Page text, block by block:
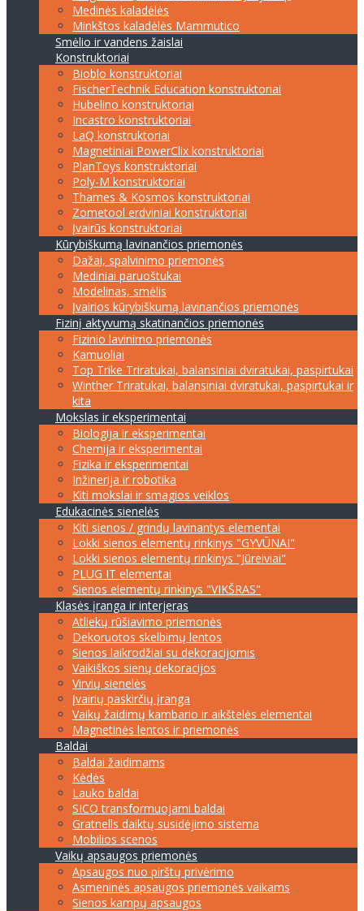
Medinės kaladėlės
Minkštos kaladėlės Mammutico
Smėlio ir vandens žaislai
Konstruktoriai
Bioblo konstruktoriai
FischerTechnik Education konstruktoriai
Hubelino konstruktoriai
Incastro konstruktoriai
LaQ konstruktoriai
Magnetiniai PowerClix konstruktoriai
PlanToys konstruktoriai
Poly-M konstruktoriai
Thames & Kosmos konstruktoriai
Zometool erdviniai konstruktoriai
Įvairūs konstruktoriai
Kūrybiškumą lavinančios priemonės
Dažai, spalvinimo priemonės
Mediniai paruoštukai
Modelinas, smėlis
Įvairios kūrybiškumą lavinančios priemonės
Fizinį aktyvumą skatinančios priemonės
Fizinio lavinimo priemonės
Kamuoliai
Top Trike Triratukai, balansiniai dviratukai, paspirtukai
Winther Triratukai, balansiniai dviratukai, paspirtukai ir
kita
Mokslas ir eksperimentai
Biologija ir eksperimentai
Chemija ir eksperimentai
Fizika ir eksperimentai
Inžinerija ir robotika
Kiti mokslai ir smagios veiklos
Edukacinės sienelės
Kiti sienos / grindų lavinantys elementai
Lokki sienos elementų rinkinys "GYVŪNAI"
Lokki sienos elementų rinkinys "Jūreiviai"
PLUG IT elementai
Sienos elementų rinkinys "VIKŠRAS"
Klasės įranga ir interjeras
Atliekų rūšiavimo priemonės
Dekoruotos skelbimų lentos
Sienos laikrodžiai su dekoracijomis
Vaikiškos sienų dekoracijos
Virvių sienelės
Įvairių paskirčių įranga
Vaikų žaidimų kambario ir aikštelės elementai
Magnetinės lentos ir priemonės
Baldai
Baldai žaidimams
Kėdės
Lauko baldai
SICO transformuojami baldai
Gratnells daiktų susidėjimo sistema
Mobilios scenos
Vaikų apsaugos priemonės
Apsaugos nuo pirštų privėrimo
Asmeninės apsaugos priemonės vaikams
Sienos kampų apsaugos